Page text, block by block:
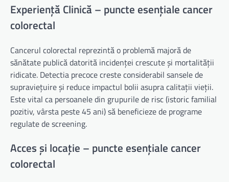
Experiență Clinică – puncte esențiale cancer
colorectal
Cancerul colorectal reprezintă o problemă majoră de
sănătate publică datorită incidenței crescute și mortalității
ridicate. Detectia precoce creste considerabil sansele de
supraviețuire și reduce impactul bolii asupra calitații vieții.
Este vital ca persoanele din grupurile de risc (istoric familial
pozitiv, vârsta peste 45 ani) să beneficieze de programe
regulate de screening.
Acces și locație – puncte esențiale cancer
colorectal